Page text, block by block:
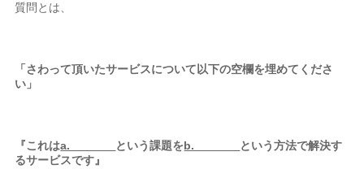
質問とは、
「さわって頂いたサービスについて以下の空欄を埋めてくださ
い」
『これはa. という課題をb. という方法で解決す
るサービスです』